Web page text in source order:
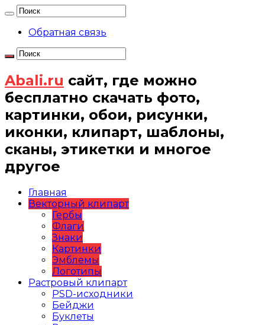
Обратная связь
Abali.ru сайт, где можно
бесплатно скачать фото,
картинки, обои, рисунки,
иконки, клипарт, шаблоны,
сканы, этикетки и многое
другое
Главная
Векторный клипарт
Гербы
Флаги
Знаки
Картинки
Эмблемы
Логотипы
Растровый клипарт
PSD-исходники
Бейджи
Буклеты